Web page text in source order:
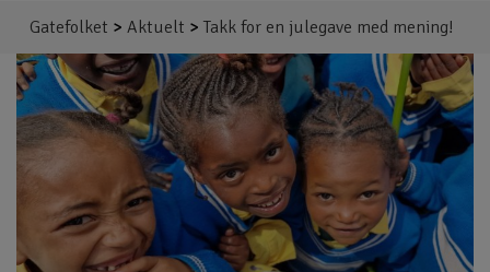
Gatefolket > Aktuelt > Takk for en julegave med mening!